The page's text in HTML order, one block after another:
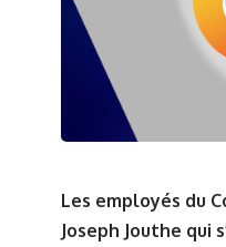
Les employés du
Joseph Jouthe